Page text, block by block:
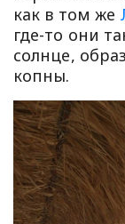
как в том же
где-то они
солнце,
копны.